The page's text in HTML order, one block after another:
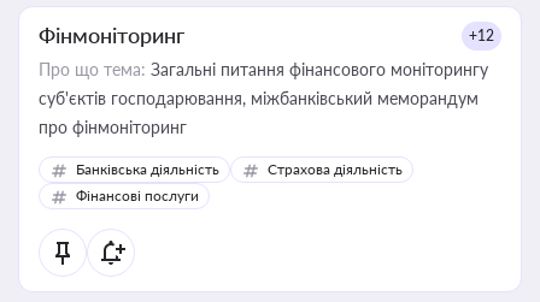
Фінмоніторинг +12
Про що тема: Загальні питання фінансового моніторингу
суб'єктів господарювання, міжбанківський меморандум
про фінмоніторинг
Банківська діяльність
Страхова діяльність
Фінансові послуги